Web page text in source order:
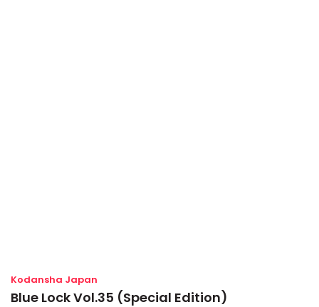
Kodansha Japan
Blue Lock Vol.35 (Special Edition)